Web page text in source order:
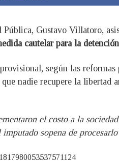
Gustavo Villatoro,
cautelar para la
según las reformas
nadie recupere la libertad
el costo a la
sopena de